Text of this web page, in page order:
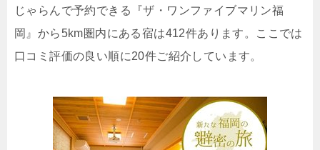
じゃらんで予約できる『ザ・ワンファイブマリン福
岡』から5km圏内にある宿は412件あります。ここでは
口コミ評価の良い順に20件ご紹介しています。